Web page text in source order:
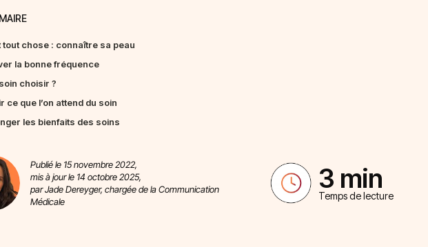
tout chose : connaître sa peau
la bonne fréquence
choisir ?
ce que l’on attend du soin
les bienfaits des soins
Publié le 15 novembre 2022,
mis à jour le 14 octobre 2025,
par Jade Dereyger, chargée de la Communication
Médicale
3 min
Temps de lecture